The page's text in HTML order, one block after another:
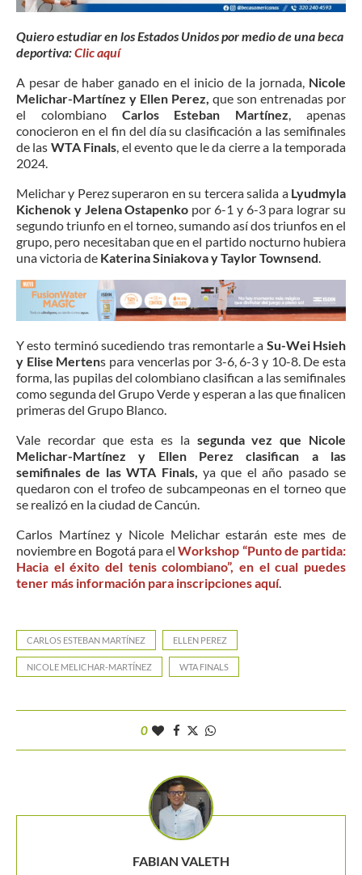
Quiero estudiar en los Estados Unidos por medio de una beca
deportiva:Clic aquí
A pesar de haber ganado en el inicio de la jornada, Nicole
Melichar-Martínez y Ellen Perez, que son entrenadas por
el colombiano Carlos Esteban Martínez , apenas
conocieron en el fin del día su clasificación a las semifinales
de las WTA Finals , el evento que le da cierre a la temporada
2024.
Melichar y Perez superaron en su tercera salida a Lyudmyla
Kichenok y Jelena Ostapenko por 6-1 y 6-3 para lograr su
segundo triunfo en el torneo, sumando así dos triunfos en el
grupo, pero necesitaban que en el partido nocturno hubiera
una victoria de Katerina Siniakova y Taylor Townsend
Y esto terminó sucediendo tras remontarle a Su-Wei Hsieh
y Elise Mertens para vencerlas por 3-6, 6-3 y 10-8. De esta
forma, las pupilas del colombiano clasifican a las semifinales
como segunda del Grupo Verde y esperan a las que finalicen
primeras del Grupo Blanco.
Vale recordar que esta es lasegunda vez que Nicole
Melichar-Martínez y Ellen Perez clasifican a las
semifinales de las WTA Finals, ya que el año pasado se
quedaron con el trofeo de subcampeonas en el torneo que
se realizó en la ciudad de Cancún.
Carlos Martínez y Nicole Melichar estarán este mes de
noviembre en Bogotá para elWorkshop “Punto de partida:
Hacia el éxito del tenis colombiano”, en el cual puedes
tener más información para inscripciones aquí.
CARLOS ESTEBAN MARTÍNEZ ELLEN PEREZ
NICOLE MELICHAR-MARTÍNEZ WTA FINALS
0
FABIAN VALETH